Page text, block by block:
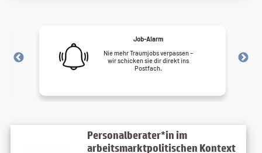
Job-Alarm
Nie mehr Traumjobs verpassen –
wir schicken sie dir direkt ins
Postfach.
Personalberater*in im
arbeitsmarktpolitischen Kontext